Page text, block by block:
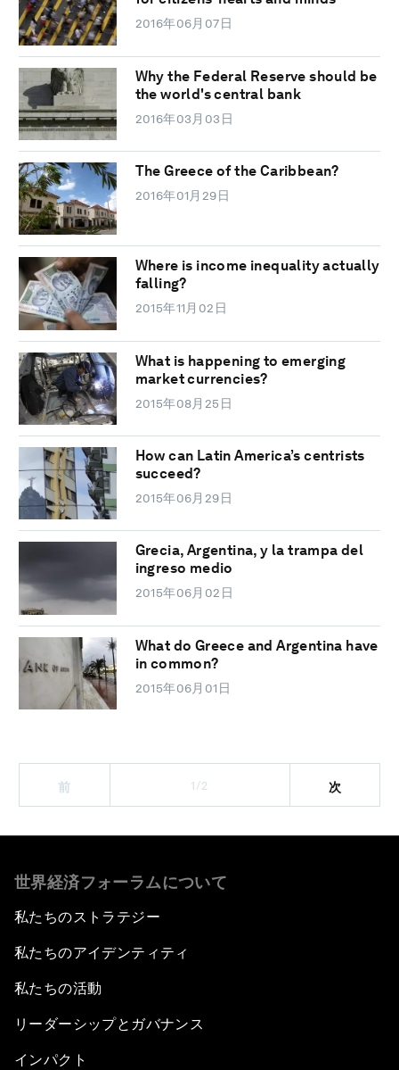
2016年06月07日
Why the Federal Reserve should be
the world's central bank
2016年03月03日
The Greece of the Caribbean?
2016年01月29日
Where is income inequality actually
falling?
2015年11月02日
What is happening to emerging
market currencies?
2015年08月25日
How can Latin America’s centrists
succeed?
2015年06月29日
Grecia, Argentina, y la trampa del
ingreso medio
2015年06月02日
What do Greece and Argentina have
in common?
2015年06月01日
前 1/2 次
世界経済フォーラムについて
私たちのストラテジー
私たちのアイデンティティ
私たちの活動
リーダーシップとガバナンス
インパクト